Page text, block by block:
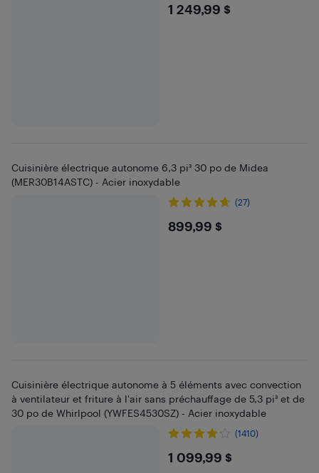
$1249.99
1 249,99 $
Cuisinière électrique autonome 6,3 pi³ 30 po de Midea
(MER30B14ASTC) - Acier inoxydable
(27)
$899.99
899,99 $
Cuisinière électrique autonome à 5 éléments avec convection
à ventilateur et friture à l'air sans préchauffage de 5,3 pi³ et de
30 po de Whirlpool (YWFES4530SZ) - Acier inoxydable
(1410)
$1099.99
1 099,99 $